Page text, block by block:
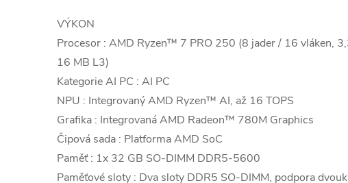
VÝKON
Procesor : AMD Ryzen™ 7 PRO 250 (8 jader / 16 vláken,
16 MB L3)
Kategorie AI PC : AI PC
NPU : Integrovaný AMD Ryzen™ AI, až 16 TOPS
Grafika : Integrovaná AMD Radeon™ 780M Graphics
Čipová sada : Platforma AMD SoC
Paměť : 1x 32 GB SO-DIMM DDR5-5600
Paměťové sloty : Dva sloty DDR5 SO-DIMM, podpora